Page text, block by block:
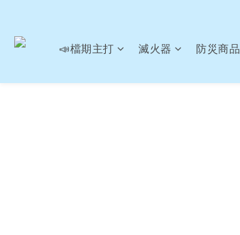
📣檔期主打 滅火器 防災商品